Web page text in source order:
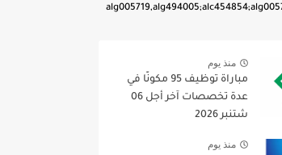
منذ يوم
مباراة توظيف 95 مكونًا في
عدة تخصصات آخر أجل 06
شتنبر 2026
منذ يوم